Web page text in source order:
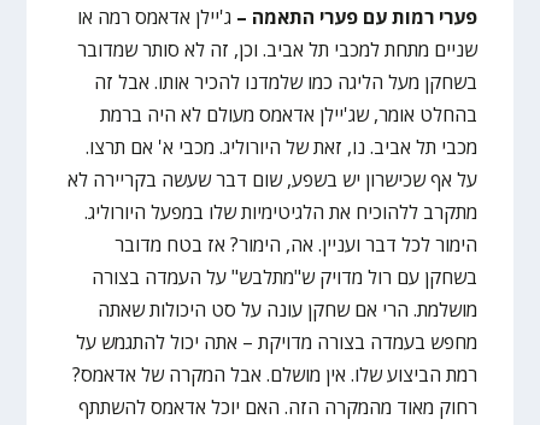
פערי רמות עם פערי התאמה – ג'יילן אדאמס רמה או
שניים מתחת למכבי תל אביב. וכן, זה לא סותר שמדובר
בשחקן מעל הליגה כמו שלמדנו להכיר אותו. אבל זה
בהחלט אומר, שג'יילן אדאמס מעולם לא היה ברמת
מכבי תל אביב. נו, זאת של היורוליג. מכבי א' אם תרצו.
על אף שכישרון יש בשפע, שום דבר שעשה בקריירה לא
מתקרב ללהוכיח את הלגיטימיות שלו במפעל היורוליג.
הימור לכל דבר ועניין. אה, הימור? אז בטח מדובר
בשחקן עם רול מדויק ש"מתלבש" על העמדה בצורה
מושלמת. הרי אם שחקן עונה על סט היכולות שאתה
מחפש בעמדה בצורה מדויקת – אתה יכול להתגמש על
רמת הביצוע שלו. אין מושלם. אבל המקרה של אדאמס?
רחוק מאוד מהמקרה הזה. האם יוכל אדאמס להשתתף